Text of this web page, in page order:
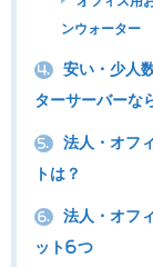
ンウォーター
4.
安い・少人
ターサーバーな
5.
法人・オフ
トは？
6.
法人・オフ
ット6つ